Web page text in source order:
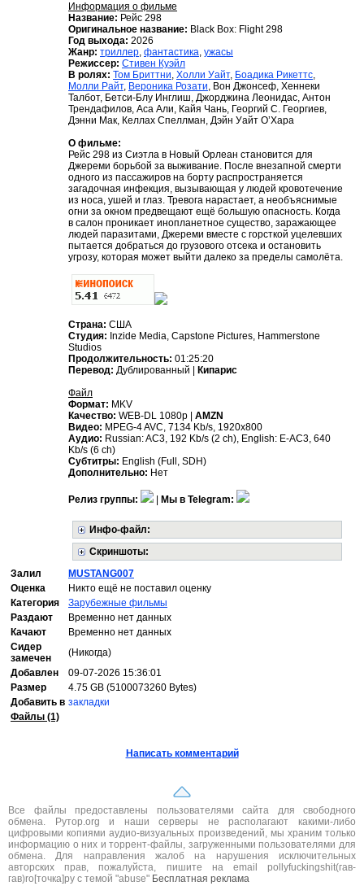
Информация о фильме
Название: Рейс 298
Оригинальное название: Black Box: Flight 298
Год выхода: 2026
Жанр: триллер, фантастика, ужасы
Режиссер: Стивен Куэйл
В ролях: Том Бриттни, Холли Уайт, Боадика Рикеттс,
Молли Райт, Вероника Розати, Вон Джонсеф, Хеннеки
Талбот, Бетси-Блу Инглиш, Джорджина Леонидас, Антон
Трендафилов, Аса Али, Кайя Чань, Георгий С. Георгиев,
Дэнни Мак, Келлах Спеллман, Дэйн Уайт О’Хара
О фильме:
Рейс 298 из Сиэтла в Новый Орлеан становится для
Джереми борьбой за выживание. После внезапной смерти
одного из пассажиров на борту распространяется
загадочная инфекция, вызывающая у людей кровотечение
из носа, ушей и глаз. Тревога нарастает, а необъяснимые
огни за окном предвещают ещё большую опасность. Когда
в салон проникает инопланетное существо, заражающее
людей паразитами, Джереми вместе с горсткой уцелевших
пытается добраться до грузового отсека и остановить
угрозу, которая может выйти далеко за пределы самолёта.
Страна: США
Студия: Inzide Media, Capstone Pictures, Hammerstone
Studios
Продолжительность: 01:25:20
Перевод: Дублированный |
Кипарис
Файл
Формат: MKV
Качество: WEB-DL 1080p | AMZN
Видео: MPEG-4 AVC, 7134 Kb/s, 1920x800
Аудио: Russian: AC3, 192 Kb/s (2 ch), English: E-AC3, 640
Kb/s (6 ch)
Субтитры: English (Full, SDH)
Дополнительно: Нет
Релиз группы: Мы в Telegram:
Инфо-файл:
Скриншоты:
Залил
MUSTANG007
Оценка
Никто ещё не поставил оценку
Категория
Зарубежные фильмы
Раздают
Временно нет данных
Качают
Временно нет данных
Сидер
замечен
(Никогда)
Добавлен
09-07-2026 15:36:01
Размер
4.75 GB (5100073260 Bytes)
Добавить в закладки
Файлы (1)
Написать комментарий
Все файлы предоставлены пользователями сайта для свободного
обмена. Рутор.org и наши серверы не располагают какими-либо
цифровыми копиями аудио-визуальных произведений, мы храним только
информацию о них и торрент-файлы, загруженными пользователями для
обмена. Для направления жалоб на нарушения исключительных
авторских прав, пожалуйста, пишите на email pollyfuckingshit(гав-
гав)ro[точка]ру с темой "abuse" Бесплатная реклама